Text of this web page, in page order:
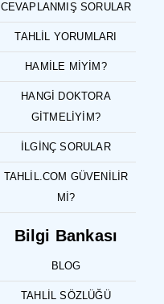
CEVAPLANMIŞ SORULAR
TAHLIL YORUMLARI
HAMILE MIYIM?
HANGI DOKTORA
GITMELIYIM?
İLGINÇ SORULAR
TAHLIL.COM GÜVENILIR
MI?
Bilgi Bankası
BLOG
TAHLIL SÖZLÜĞÜ